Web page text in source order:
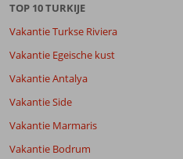
TOP 10 TURKIJE
Vakantie Turkse Riviera
Vakantie Egeische kust
Vakantie Antalya
Vakantie Side
Vakantie Marmaris
Vakantie Bodrum